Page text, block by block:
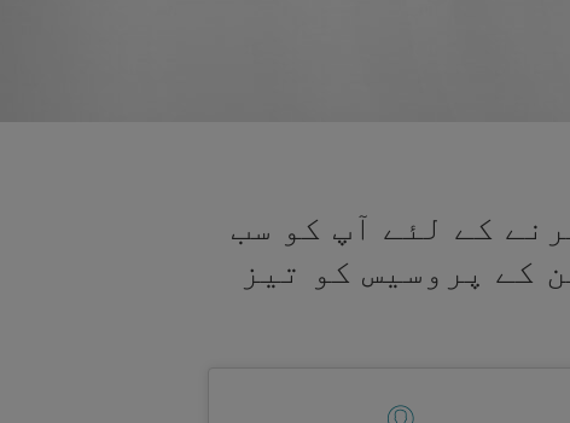
کے لئے آپ کو سب
کے پروسیس کو تیز